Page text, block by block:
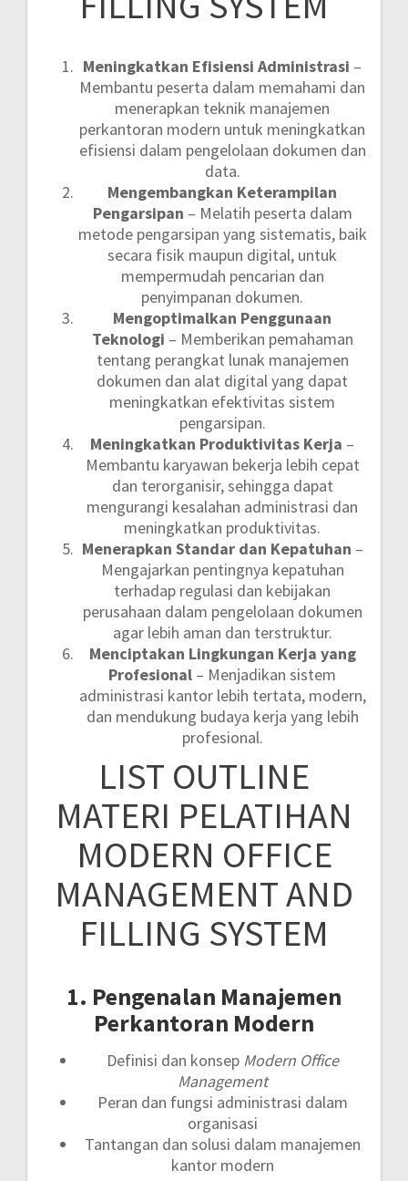
Meningkatkan Efisiensi Administrasi –
Membantu peserta dalam memahami dan
menerapkan teknik manajemen
perkantoran modern untuk meningkatkan
efisiensi dalam pengelolaan dokumen dan
data.
Mengembangkan Keterampilan
Pengarsipan – Melatih peserta dalam
metode pengarsipan yang sistematis, baik
secara fisik maupun digital, untuk
mempermudah pencarian dan
penyimpanan dokumen.
Mengoptimalkan Penggunaan
Teknologi – Memberikan pemahaman
tentang perangkat lunak manajemen
dokumen dan alat digital yang dapat
meningkatkan efektivitas sistem
pengarsipan.
Meningkatkan Produktivitas Kerja –
Membantu karyawan bekerja lebih cepat
dan terorganisir, sehingga dapat
mengurangi kesalahan administrasi dan
meningkatkan produktivitas.
Menerapkan Standar dan Kepatuhan –
Mengajarkan pentingnya kepatuhan
terhadap regulasi dan kebijakan
perusahaan dalam pengelolaan dokumen
agar lebih aman dan terstruktur.
Menciptakan Lingkungan Kerja yang
Profesional – Menjadikan sistem
administrasi kantor lebih tertata, modern,
dan mendukung budaya kerja yang lebih
profesional.
LIST OUTLINE
MATERI PELATIHAN
MODERN OFFICE
MANAGEMENT AND
FILLING SYSTEM
1. Pengenalan Manajemen
Perkantoran Modern
Definisi dan konsep Modern Office
Management
Peran dan fungsi administrasi dalam
organisasi
Tantangan dan solusi dalam manajemen
kantor modern